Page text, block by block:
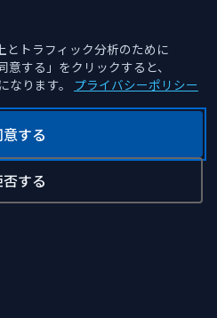
とトラフィック分析のために
する」をクリックすると、
なります。 プライバシーポリシー
意する
する